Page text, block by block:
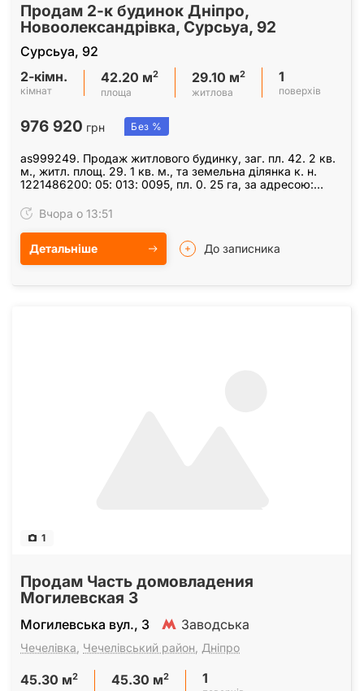
Продам 2-к будинок Дніпро,
Новоолександрівка, Сурсьуа, 92
Сурсьуа, 92
2-кімн.
кімнат
42.20 м2
площа
29.10 м2
житлова
1
поверхів
976 920 грн Без %
as999249. Продаж житлового будинку, заг. пл. 42. 2 кв.
м., житл. площ. 29. 1 кв. м., та земельна ділянка к. н.
1221486200: 05: 013: 0095, пл. 0. 25 га, за адресою:
Вчора о 13:51
Детальніше До записника
1
Продам Часть домовладения
Могилевская 3
Могилевська вул., 3 Заводська
Чечелівка Чечелівський район Дніпро
45.30 м2 45.30 м2 1